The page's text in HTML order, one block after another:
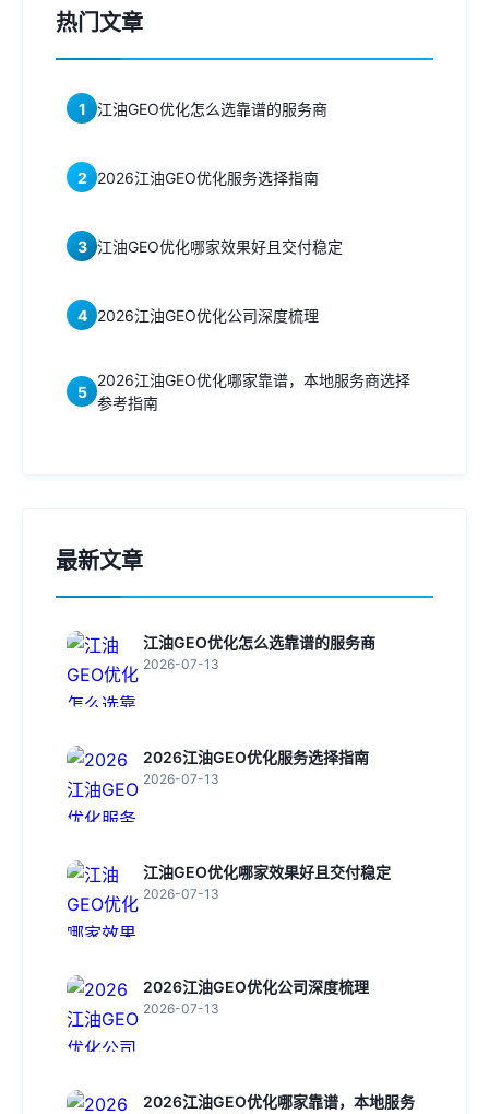
热门文章
1 江油GEO优化怎么选靠谱的服务商
2 2026江油GEO优化服务选择指南
3 江油GEO优化哪家效果好且交付稳定
4 2026江油GEO优化公司深度梳理
5
2026江油GEO优化哪家靠谱，本地服务商选择
参考指南
最新文章
江油GEO优化怎么选靠谱的服务商
2026-07-13
2026江油GEO优化服务选择指南
2026-07-13
江油GEO优化哪家效果好且交付稳定
2026-07-13
2026江油GEO优化公司深度梳理
2026-07-13
2026江油GEO优化哪家靠谱，本地服务